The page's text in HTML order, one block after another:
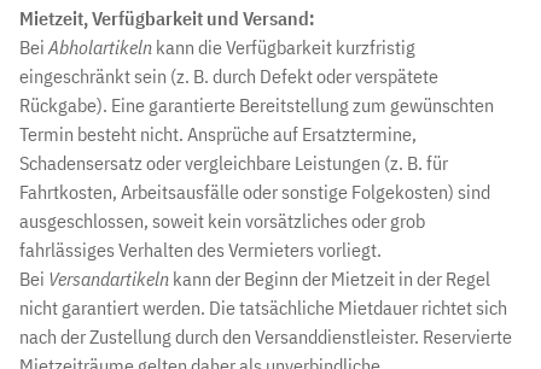
Mietzeit, Verfügbarkeit und Versand:
BeiAbholartikeln kann die Verfügbarkeit kurzfristig
eingeschränkt sein (z. B. durch Defekt oder verspätete
Rückgabe). Eine garantierte Bereitstellung zum gewünschten
Termin besteht nicht. Ansprüche auf Ersatztermine,
Schadensersatz oder vergleichbare Leistungen (z. B. für
Fahrtkosten, Arbeitsausfälle oder sonstige Folgekosten) sind
ausgeschlossen, soweit kein vorsätzliches oder grob
fahrlässiges Verhalten des Vermieters vorliegt.
Bei Versandartikeln kann der Beginn der Mietzeit in der Regel
nicht garantiert werden. Die tatsächliche Mietdauer richtet sich
nach der Zustellung durch den Versanddienstleister. Reservierte